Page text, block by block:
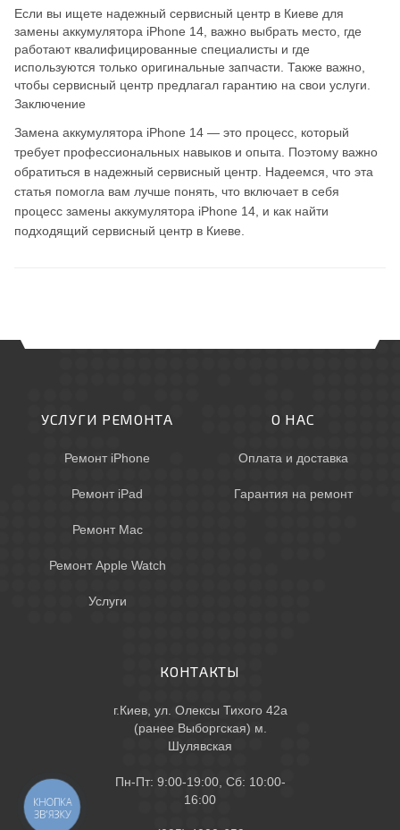
Если вы ищете надежный сервисный центр в Киеве для
замены аккумулятора iPhone 14, важно выбрать место, где
работают квалифицированные специалисты и где
используются только оригинальные запчасти. Также важно,
чтобы сервисный центр предлагал гарантию на свои услуги.
Заключение
Замена аккумулятора iPhone 14 — это процесс, который
требует профессиональных навыков и опыта. Поэтому важно
обратиться в надежный сервисный центр. Надеемся, что эта
статья помогла вам лучше понять, что включает в себя
процесс замены аккумулятора iPhone 14, и как найти
подходящий сервисный центр в Киеве.
УСЛУГИ РЕМОНТА
Ремонт iPhone
Ремонт iPad
Ремонт Mac
Ремонт Apple Watch
Услуги
О НАС
Оплата и доставка
Гарантия на ремонт
КОНТАКТЫ
г.Киев, ул. Олексы Тихого 42а
(ранее Выборгская) м.
Шулявская
Пн-Пт: 9:00-19:00, Сб: 10:00-
16:00
КНОПКА
ЗВ'ЯЗКУ